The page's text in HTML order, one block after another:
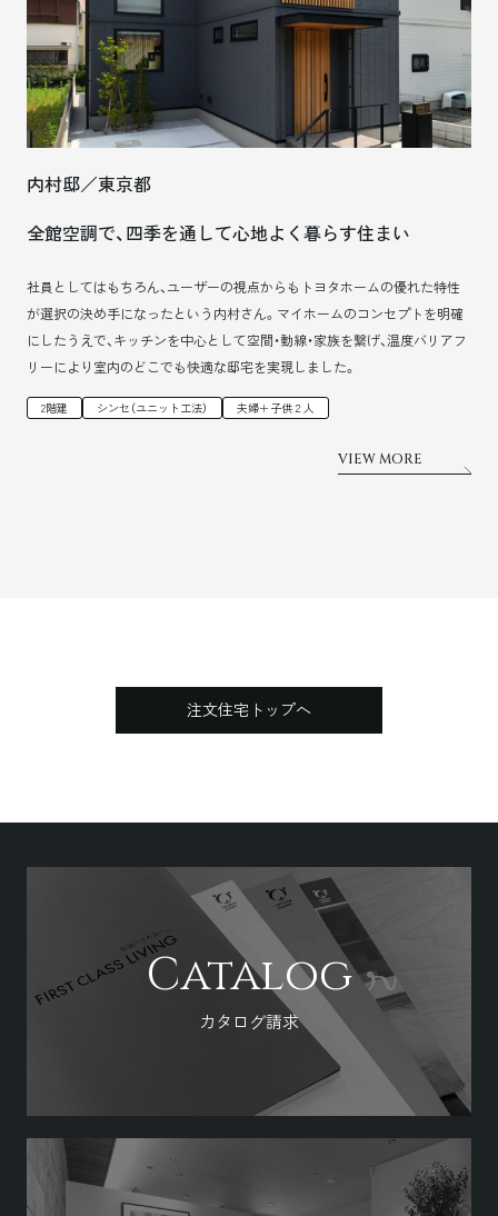
内村邸／東京都
全館空調で、四季を通して心地よく暮らす住まい
社員としてはもちろん、ユーザーの視点からもトヨタホームの優れた特性
が選択の決め手になったという内村さん。マイホームのコンセプトを明確
にしたうえで、キッチンを中心として空間・動線・家族を繋げ、温度バリアフ
リーにより室内のどこでも快適な邸宅を実現しました。
2階建 シンセ（ユニット工法） 夫婦＋子供２人
VIEW MORE
注文住宅トップへ
Catalog
カタログ請求